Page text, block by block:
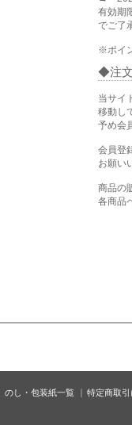
有効期
でご了
※ポイ
注
当サイ
移動し
予め会
会員登
お願い
商品の
各商品
のし・包装紙一覧 特定商取